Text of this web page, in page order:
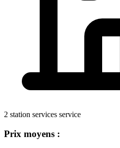
2 station services service
Prix moyens :